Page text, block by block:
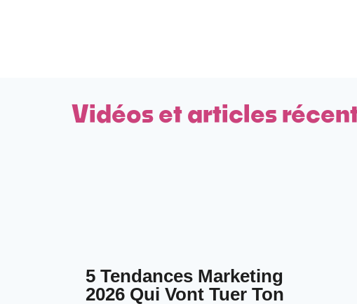
Vidéos et articles
5 Tendances Marketing
2026 Qui Vont Tuer Ton